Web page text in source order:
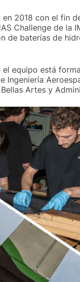
2018 con el fin
Challenge de la
de baterías de
equipo está
Ingeniería
Artes y